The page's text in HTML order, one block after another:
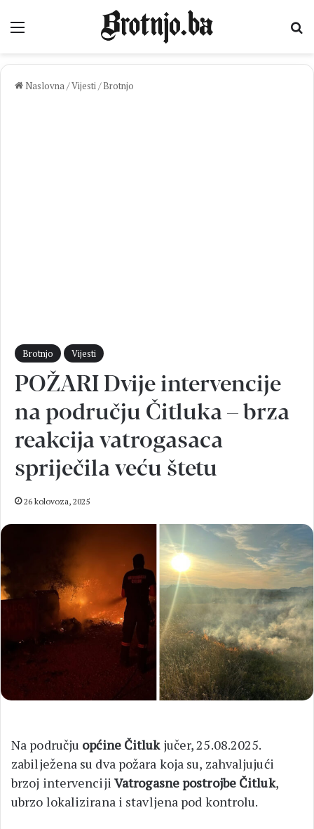
Izbornik
Naslovna/Vijesti/ Brotnjo
Brotnjo Vijesti
POŽARI Dvije intervencije
na području Čitluka – brza
reakcija vatrogasaca
spriječila veću štetu
26 kolovoza, 2025
Na području općine Čitlukjučer, 25.08.2025.
zabilježena su dva požara koja su, zahvaljujući
brzoj intervenciji Vatrogasne postrojbe Čitluk,
ubrzo lokalizirana i stavljena pod kontrolu.